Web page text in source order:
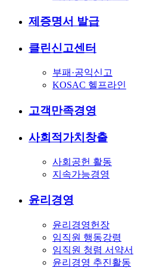
제증명서 발급
클린신고센터
부패·공익신고
KOSAC 헬프라인
고객만족경영
사회적가치창출
사회공헌 활동
지속가능경영
윤리경영
윤리경영헌장
임직원 행동강령
임직원 청렴 서약서
윤리경영 추진활동